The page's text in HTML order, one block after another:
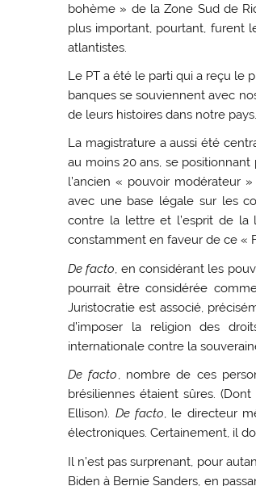
bohème » de la Zone Sud de
plus important, pourtant, furent
atlantistes.
Le PT a été le parti qui a reçu le
banques se souviennent avec
de leurs histoires dans notre pays.
La magistrature a aussi été
au moins 20 ans, se
l’ancien « pouvoir modérateur
avec une base légale sur les
contre la lettre et l’esprit de la
constamment en faveur de ce «
De facto, en considérant les
pourrait être considérée
Juristocratie est associé,
d’imposer la religion des
internationale contre la
De facto, nombre de ces
brésiliennes étaient sûres.
Ellison). De facto, le directeur
électroniques. Certainement, il
Il n’est pas surprenant, pour
Biden à Bernie Sanders, en